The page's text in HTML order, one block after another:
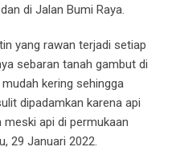
di Jalan Bumi Raya.
yang rawan terjadi setiap
sebaran tanah gambut di
kering sehingga
dipadamkan karena api
api di permukaan
29 Januari 2022.